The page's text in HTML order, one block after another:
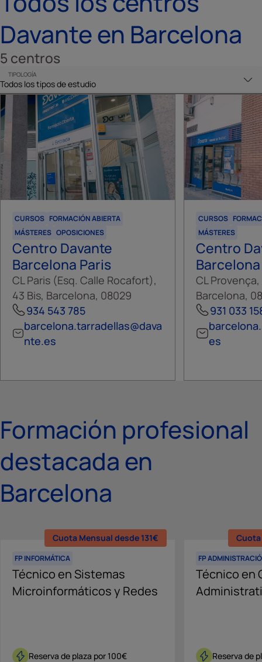
Davante en Barcelona
5 centros
TIPOLOGÍA
CURSOS FORMACIÓN ABIERTA
MÁSTERES OPOSICIONES
Centro Davante
Barcelona Paris
CL Paris (Esq. Calle Rocafort),
43 Bis, Barcelona, 08029
934 543 785
barcelona.tarradellas@dava
nte.es
CURSOS
MÁSTERES
Centro
CL Provença,
Barcelona,
931 033
es
Formación profesional
destacada en
Barcelona
Cuota Mensual desde 131€
FP INFORMÁTICA
Técnico en Sistemas
Microinformáticos y Redes
Reserva de plaza por 100€
Cuota
FP
Técnico en
Reserva de